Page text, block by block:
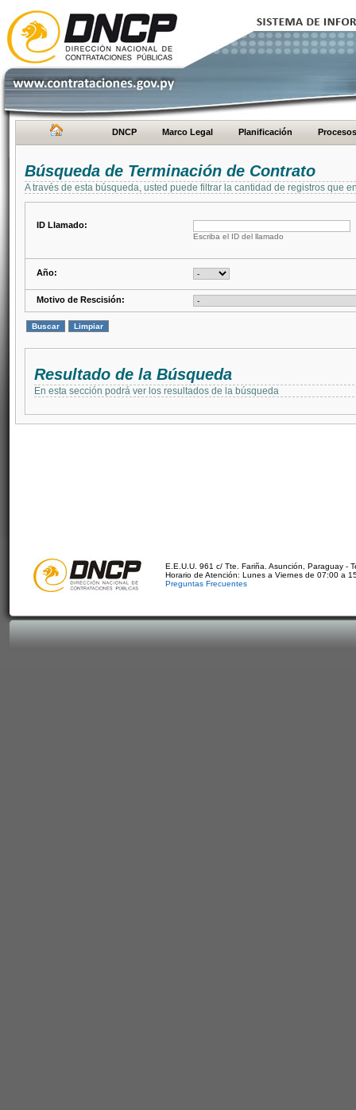
DNCP Marco Legal Planificación Procesos
Búsqueda de Terminación de Contrato
A través de esta búsqueda, usted puede filtrar la cantidad de registros que
ID Llamado:
Escriba el ID del llamado
Año:
Motivo de Rescisión:
Resultado de la Búsqueda
En esta sección podrá ver los resultados de la búsqueda
E.E.U.U. 961 c/ Tte. Fariña. Asunción, Paraguay -
Horario de Atención: Lunes a Viernes de 07:00 a
Preguntas Frecuentes